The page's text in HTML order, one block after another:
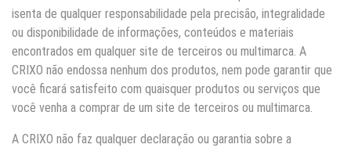
isenta de qualquer responsabilidade pela precisão, integralidade
ou disponibilidade de informações, conteúdos e materiais
encontrados em qualquer site de terceiros ou multimarca. A
CRIXO não endossa nenhum dos produtos, nem pode garantir que
você ficará satisfeito com quaisquer produtos ou serviços que
você venha a comprar de um site de terceiros ou multimarca.
A CRIXO não faz qualquer declaração ou garantia sobre a